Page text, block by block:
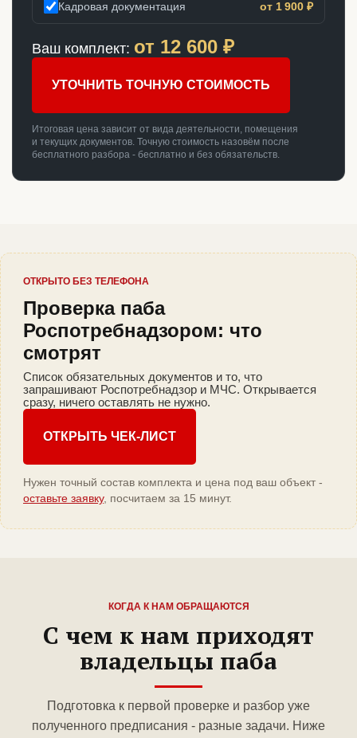
Кадровая документация от 1 900 ₽
Ваш комплект: от 12 600 ₽
УТОЧНИТЬ ТОЧНУЮ СТОИМОСТЬ
Итоговая цена зависит от вида деятельности, помещения
и текущих документов. Точную стоимость назовём после
бесплатного разбора - бесплатно и без обязательств.
ОТКРЫТО БЕЗ ТЕЛЕФОНА
Проверка паба
Роспотребнадзором: что
смотрят
Список обязательных документов и то, что
запрашивают Роспотребнадзор и МЧС. Открывается
сразу, ничего оставлять не нужно.
ОТКРЫТЬ ЧЕК-ЛИСТ
Нужен точный состав комплекта и цена под ваш объект -
оставьте заявку, посчитаем за 15 минут.
КОГДА К НАМ ОБРАЩАЮТСЯ
С чем к нам приходят
владельцы паба
Подготовка к первой проверке и разбор уже
полученного предписания - разные задачи. Ниже